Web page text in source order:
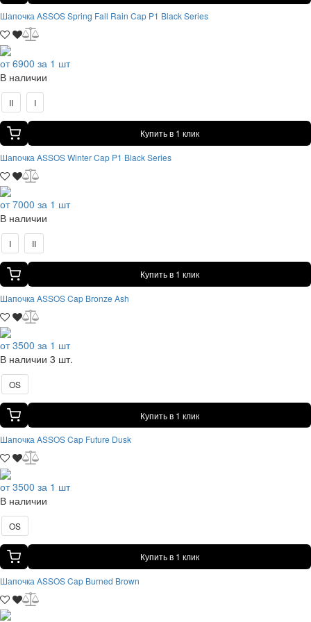
Шапочка ASSOS Spring Fall Rain Cap P1 Black Series
от 6900 за 1 шт
В наличии
II I
Купить в 1 клик
Шапочка ASSOS Winter Cap P1 Black Series
от 7000 за 1 шт
В наличии
I II
Купить в 1 клик
Шапочка ASSOS Cap Bronze Ash
от 3500 за 1 шт
В наличии 3 шт.
OS
Купить в 1 клик
Шапочка ASSOS Cap Future Dusk
от 3500 за 1 шт
В наличии
OS
Купить в 1 клик
Шапочка ASSOS Cap Burned Brown